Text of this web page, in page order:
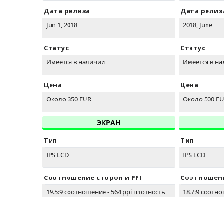
Дата релиза
Jun 1, 2018
Статус
Имеется в наличии
Цена
Около 350 EUR
ЭКРАН
Тип
IPS LCD
Соотношение сторон и PPI
19.5:9 соотношение - 564 ppi плотность
Дата
2018, June
Статус
Имеется в
Цена
Около 500
Тип
IPS LCD
18.7:9